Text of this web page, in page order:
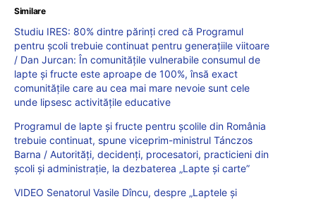
Similare
Studiu IRES: 80% dintre părinți cred că Programul
pentru școli trebuie continuat pentru generațiile viitoare
/ Dan Jurcan: În comunitățile vulnerabile consumul de
lapte și fructe este aproape de 100%, însă exact
comunitățile care au cea mai mare nevoie sunt cele
unde lipsesc activitățile educative
Programul de lapte și fructe pentru școlile din România
trebuie continuat, spune viceprim-ministrul Tánczos
Barna / Autorități, decidenți, procesatori, practicieni din
școli și administrație, la dezbaterea „Lapte și carte”
VIDEO Senatorul Vasile Dîncu, despre „Laptele și